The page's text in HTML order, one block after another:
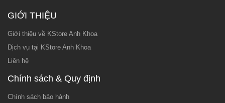
GIỚI THIỆU
Giới thiệu về KStore Anh Khoa
Dịch vụ tại KStore Anh Khoa
Liên hệ
Chính sách & Quy định
Chính sách bảo hành